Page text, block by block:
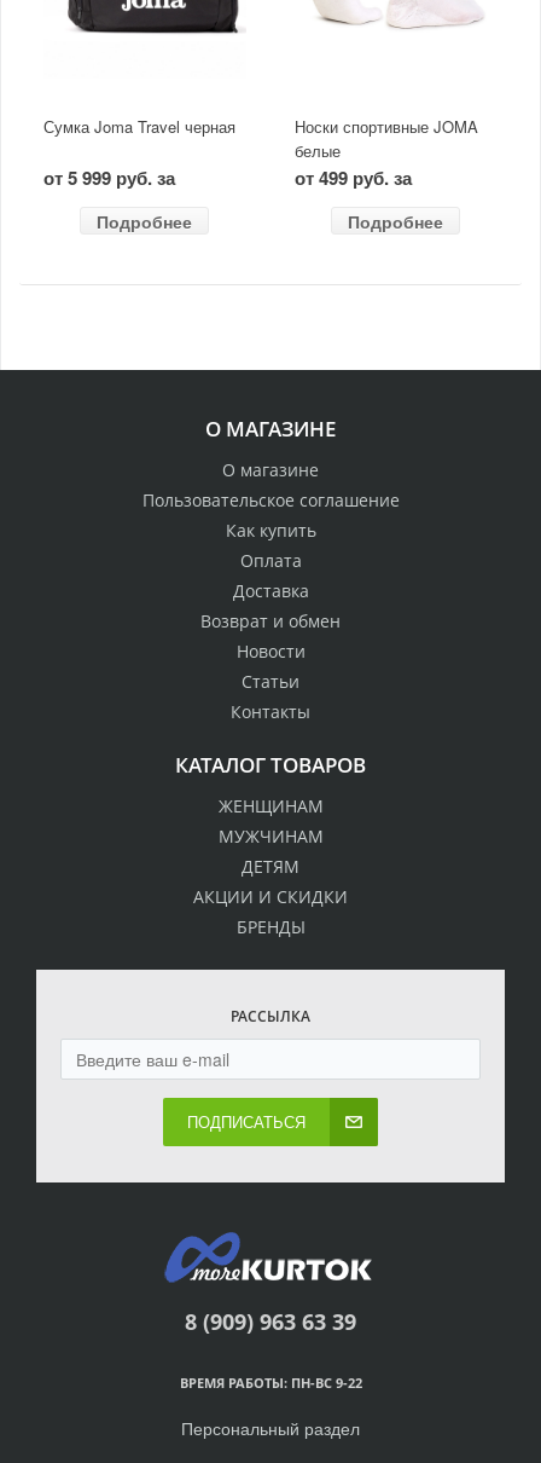
Сумка Joma Travel черная
от 5 999 руб. за
Подробнее
Носки спортивные JOMA
белые
от 499 руб. за
Подробнее
О МАГАЗИНЕ
О магазине
Пользовательское соглашение
Как купить
Оплата
Доставка
Возврат и обмен
Новости
Статьи
Контакты
КАТАЛОГ ТОВАРОВ
ЖЕНЩИНАМ
МУЖЧИНАМ
ДЕТЯМ
АКЦИИ И СКИДКИ
БРЕНДЫ
РАССЫЛКА
ПОДПИСАТЬСЯ
8 (909) 963 63 39
ВРЕМЯ РАБОТЫ: ПН-ВС 9-22
Персональный раздел